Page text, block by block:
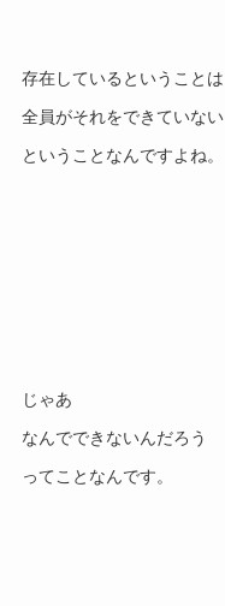
存在しているということは
全員がそれをできていない
ということなんですよね。
じゃあ
なんでできないんだろう
ってことなんです。